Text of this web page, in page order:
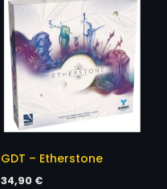
GDT – Etherstone
34,90 €